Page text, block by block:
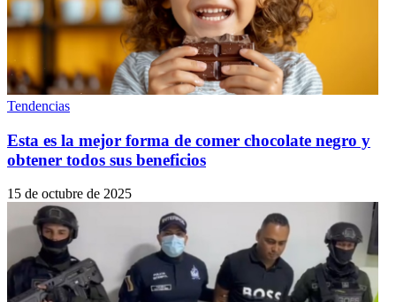
Tendencias
Esta es la mejor forma de comer chocolate negro y
obtener todos sus beneficios
15 de octubre de 2025